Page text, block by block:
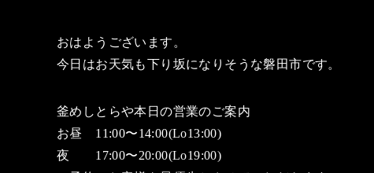
おはようございます。
今日はお天気も下り坂になりそうな磐田市です。
釜めしとらや本日の営業のご案内
お昼 11:00〜14:00(Lo13:00)
夜 17:00〜20:00(Lo19:00)